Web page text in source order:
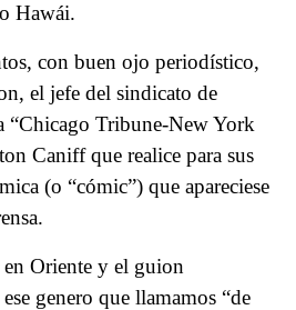
Hawái.
con buen ojo periodístico,
el jefe del sindicato de
“Chicago Tribune-New York
Caniff que realice para sus
(o “cómic”) que apareciese
en Oriente y el guion
genero que llamamos “de